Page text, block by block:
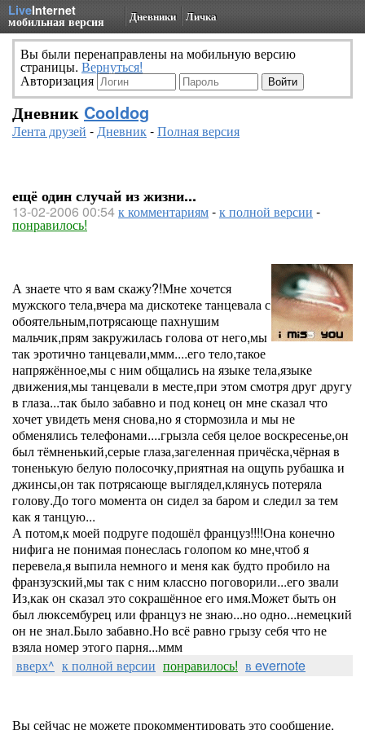
LiveInternet
мобильная версия Дневники Личка
Вы были перенаправлены на мобильную версию
страницы. Вернуться!
Авторизация
Дневник Cooldog
Лента друзей -Дневник-Полная версия
ещё один случай из жизни...
13-02-2006 00:54к комментариям-к полной версии -
понравилось!
А знаете что я вам скажу?!Мне хочется
мужского тела,вчера ма дискотеке танцевала с
обоятельным,потрясающе пахнушим
мальчик,прям закружилась голова от него,мы
так эротично танцевали,ммм....его тело,такое
напряжённое,мы с ним общались на языке тела,языке
движения,мы танцевали в месте,при этом смотря друг другу
в глаза...так было забавно и под конец он мне сказал что
хочет увидеть меня снова,но я стормозила и мы не
обменялись телефонами....грызла себя целое воскресенье,он
был тёмненький,серые глаза,загеленная причёска,чёрная в
тоненькую белую полосочку,приятная на ощупь рубашка и
джинсы,он так потрясающе выглядел,клянусь потеряла
голову.До того момента он сидел за баром и следил за тем
как я танцую...
А потом,к моей подруге подошёл француз!!!!Она конечно
нифига не понимая понеслась голопом ко мне,чтоб я
перевела,я выпила немного и меня как будто пробило на
франзузский,мы так с ним классно поговорили...его звали
Из,как он сказал это сокрашённое его имя.Может быть он
был люксембурец или француз не знаю...но одно...немецкий
он не знал.Было забавно.Но всё равно грызу себя что не
взяла номер этого парня...ммм
вверх^ к полной версии понравилось! в evernote
Вы сейчас не можете прокомментировать это сообщение.